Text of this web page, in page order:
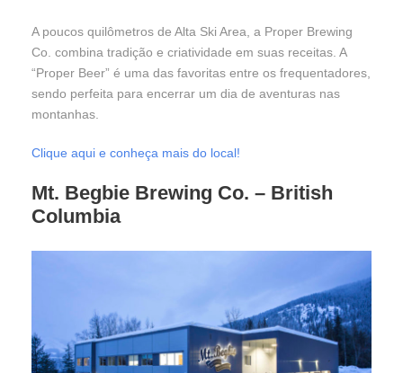
A poucos quilômetros de Alta Ski Area, a Proper Brewing
Co. combina tradição e criatividade em suas receitas. A
“Proper Beer” é uma das favoritas entre os frequentadores,
sendo perfeita para encerrar um dia de aventuras nas
montanhas.
Clique aqui e conheça mais do local!
Mt. Begbie Brewing Co. – British
Columbia